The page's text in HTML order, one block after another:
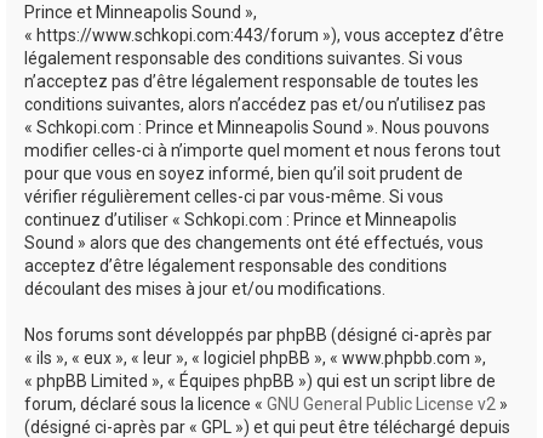
Prince et Minneapolis Sound »,
« https://www.schkopi.com:443/forum »), vous acceptez d’être
légalement responsable des conditions suivantes. Si vous
n’acceptez pas d’être légalement responsable de toutes les
conditions suivantes, alors n’accédez pas et/ou n’utilisez pas
« Schkopi.com : Prince et Minneapolis Sound ». Nous pouvons
modifier celles-ci à n’importe quel moment et nous ferons tout
pour que vous en soyez informé, bien qu’il soit prudent de
vérifier régulièrement celles-ci par vous-même. Si vous
continuez d’utiliser « Schkopi.com : Prince et Minneapolis
Sound » alors que des changements ont été effectués, vous
acceptez d’être légalement responsable des conditions
découlant des mises à jour et/ou modifications.
Nos forums sont développés par phpBB (désigné ci-après par
« ils », « eux », « leur », « logiciel phpBB », « www.phpbb.com »,
« phpBB Limited », « Équipes phpBB ») qui est un script libre de
forum, déclaré sous la licence « GNU General Public License v2 »
(désigné ci-après par « GPL ») et qui peut être téléchargé depuis